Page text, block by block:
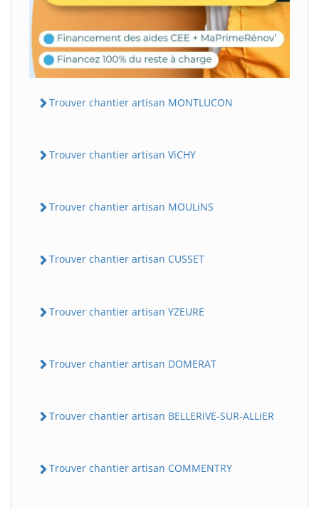
Trouver chantier artisan MONTLUCON
Trouver chantier artisan ViCHY
Trouver chantier artisan MOULiNS
Trouver chantier artisan CUSSET
Trouver chantier artisan YZEURE
Trouver chantier artisan DOMERAT
Trouver chantier artisan BELLERiVE-SUR-ALLiER
Trouver chantier artisan COMMENTRY